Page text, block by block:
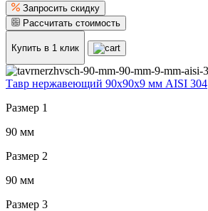
Запросить скидку
Рассчитать стоимость
Купить в 1 клик
Тавр нержавеющий 90x90x9 мм AISI 304
Размер 1
90 мм
Размер 2
90 мм
Размер 3